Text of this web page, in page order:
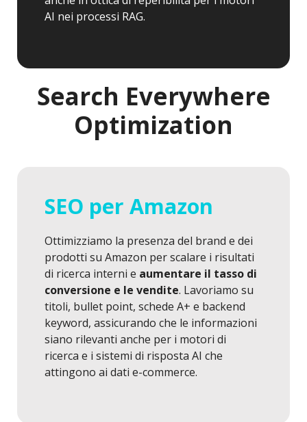
AI nei processi RAG.
Search Everywhere
Optimization
SEO per Amazon
Ottimizziamo la presenza del brand e dei
prodotti su Amazon per scalare i risultati
di ricerca interni e aumentare il tasso di
conversione e le vendite. Lavoriamo su
titoli, bullet point, schede A+ e backend
keyword, assicurando che le informazioni
siano rilevanti anche per i motori di
ricerca e i sistemi di risposta AI che
attingono ai dati e-commerce.